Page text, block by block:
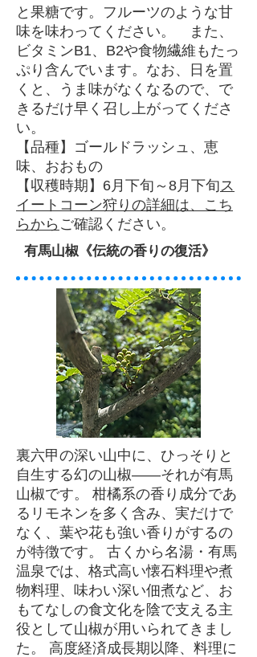
と果糖です。フルーツのような甘
味を味わってください。 また、
ビタミンB1、B2や食物繊維もたっ
ぷり含んでいます。なお、日を置
くと、うま味がなくなるので、で
きるだけ早く召し上がってくださ
い。
【品種】ゴールドラッシュ、恵
味、おおもの
【収穫時期】6月下旬～8月下旬ス
イートコーン狩りの詳細は、こち
らから ご確認ください。
有馬山椒《伝統の香りの復活》
裏六甲の深い山中に、ひっそりと
自生する幻の山椒――それが有馬
山椒です。 柑橘系の香り成分であ
るリモネンを多く含み、実だけで
なく、葉や花も強い香りがするの
が特徴です。 古くから名湯・有馬
温泉では、格式高い懐石料理や煮
物料理、味わい深い佃煮など、お
もてなしの食文化を陰で支える主
役として山椒が用いられてきまし
た。 高度経済成長期以降、料理に